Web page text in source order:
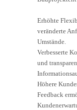
Erhöhte
veränderte
Umstände.
Verbesserte
und
Höhere
Feedback